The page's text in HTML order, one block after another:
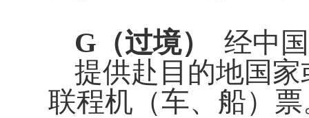
G（过境）
经中
提供赴目的地国
联程机（车、船）